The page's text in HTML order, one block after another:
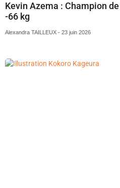
Kevin Azema : Champion
-66 kg
Alexandra TAILLEUX 23 juin 2026